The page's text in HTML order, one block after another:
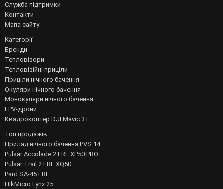
Служба підтримки
Контакти
Мапа сайту
Категорії
Бренди
Тепловізори
Тепловізійні приціли
Приціли нічного бачення
Окуляри нічного бачення
Монокуляри нічного бачення
FPV-дрони
Квадрокоптер DJI Mavic 3T
Топ продажів
Прилад нічного бачення PVS 14
Pulsar Accolade 2 LRF XP50 PRO
Pulsar Trail 2 LRF XQ50
Pard SA-45 LRF
HikMicro Lynx 25